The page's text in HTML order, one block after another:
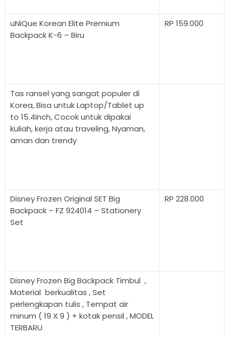
uNiQue Korean Elite Premium
Backpack K-6 – Biru
RP 159.000
Tas ransel yang sangat populer di
Korea, Bisa untuk Laptop/Tablet up
to 15.4inch, Cocok untuk dipakai
kuliah, kerja atau traveling, Nyaman,
aman dan trendy
Disney Frozen Original SET Big
Backpack – FZ 924014 – Stationery
Set
RP 228.000
Disney Frozen Big Backpack Timbul ,
Material berkualitas , Set
perlengkapan tulis , Tempat air
minum ( 19 X 9 ) + kotak pensil , MODEL
TERBARU